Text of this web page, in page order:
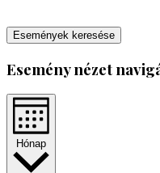
Események keresése
Esemény nézet
Hónap